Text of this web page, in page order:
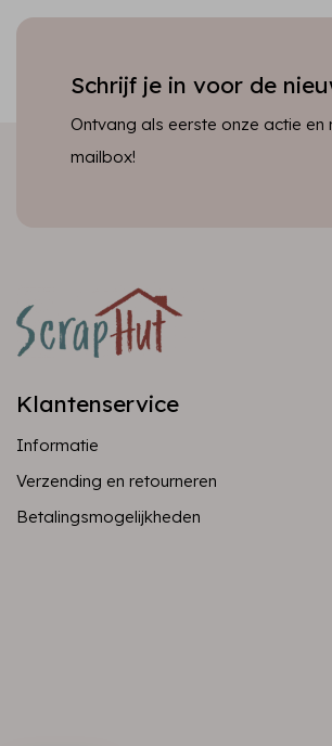
Schrijf je in voor de
Ontvang als eerste onze actie
mailbox!
Klantenservice
Informatie
Verzending en retourneren
Betalingsmogelijkheden